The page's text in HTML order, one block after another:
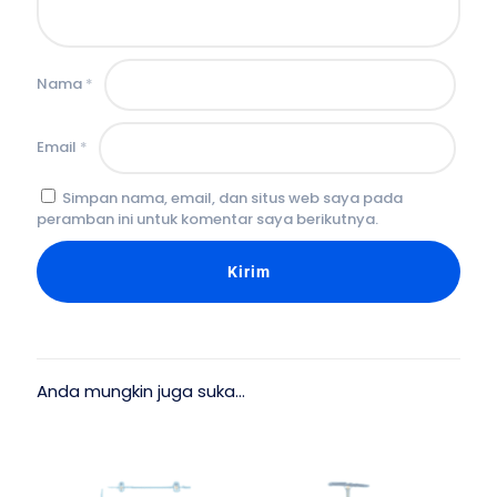
Nama *
Email *
Simpan nama, email, dan situs web saya pada
peramban ini untuk komentar saya berikutnya.
Anda mungkin juga suka…